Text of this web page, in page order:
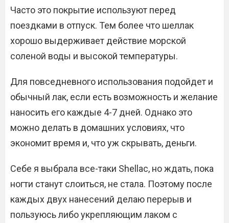
Часто это покрытие используют перед
поездками в отпуск. Тем более что шеллак
хорошо выдерживает действие морской
соленой воды и высокой температуры.
Для повседневного использования подойдет и
обычный лак, если есть возможность и желание
наносить его каждые 4-7 дней. Однако это
можно делать в домашних условиях, что
экономит время и, что уж скрывать, деньги.
Себе я выбрала все-таки Shellac, но ждать, пока
ногти станут слоиться, не стала. Поэтому после
каждых двух нанесений делаю перерыв и
пользуюсь либо укрепляющим лаком с